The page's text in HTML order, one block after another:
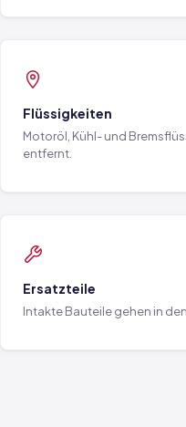
Flüssigkeiten
Motoröl, Kühl- und
entfernt.
Ersatzteile
Intakte Bauteile gehen in